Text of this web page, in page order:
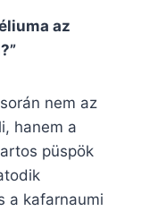
az
nem az
hanem a
püspök
a kafarnaumi